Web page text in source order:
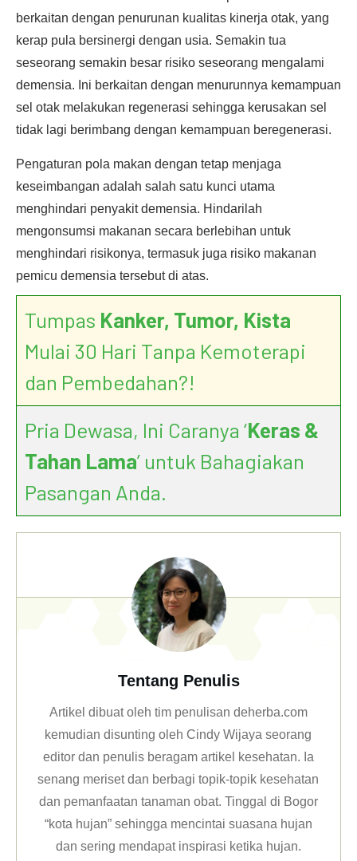
berkaitan dengan penurunan kualitas kinerja otak, yang
kerap pula bersinergi dengan usia. Semakin tua
seseorang semakin besar risiko seseorang mengalami
demensia. Ini berkaitan dengan menurunnya kemampuan
sel otak melakukan regenerasi sehingga kerusakan sel
tidak lagi berimbang dengan kemampuan beregenerasi.
Pengaturan pola makan dengan tetap menjaga
keseimbangan adalah salah satu kunci utama
menghindari penyakit demensia. Hindarilah
mengonsumsi makanan secara berlebihan untuk
menghindari risikonya, termasuk juga risiko makanan
pemicu demensia tersebut di atas.
Tumpas Kanker, Tumor, Kista
Mulai 30 Hari Tanpa Kemoterapi
dan Pembedahan?!
Pria Dewasa, Ini Caranya ‘Keras &
Tahan Lama’ untuk Bahagiakan
Pasangan Anda.
Tentang Penulis
Artikel dibuat oleh tim penulisan deherba.com
kemudian disunting oleh Cindy Wijaya seorang
editor dan penulis beragam artikel kesehatan. Ia
senang meriset dan berbagi topik-topik kesehatan
dan pemanfaatan tanaman obat. Tinggal di Bogor
“kota hujan” sehingga mencintai suasana hujan
dan sering mendapat inspirasi ketika hujan.